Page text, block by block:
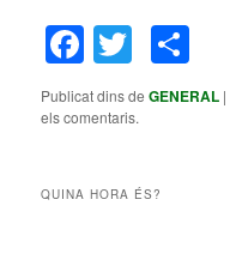
Facebook
Twitter
Publicat dins de GENERAL |
els comentaris.
QUINA HORA ÉS?